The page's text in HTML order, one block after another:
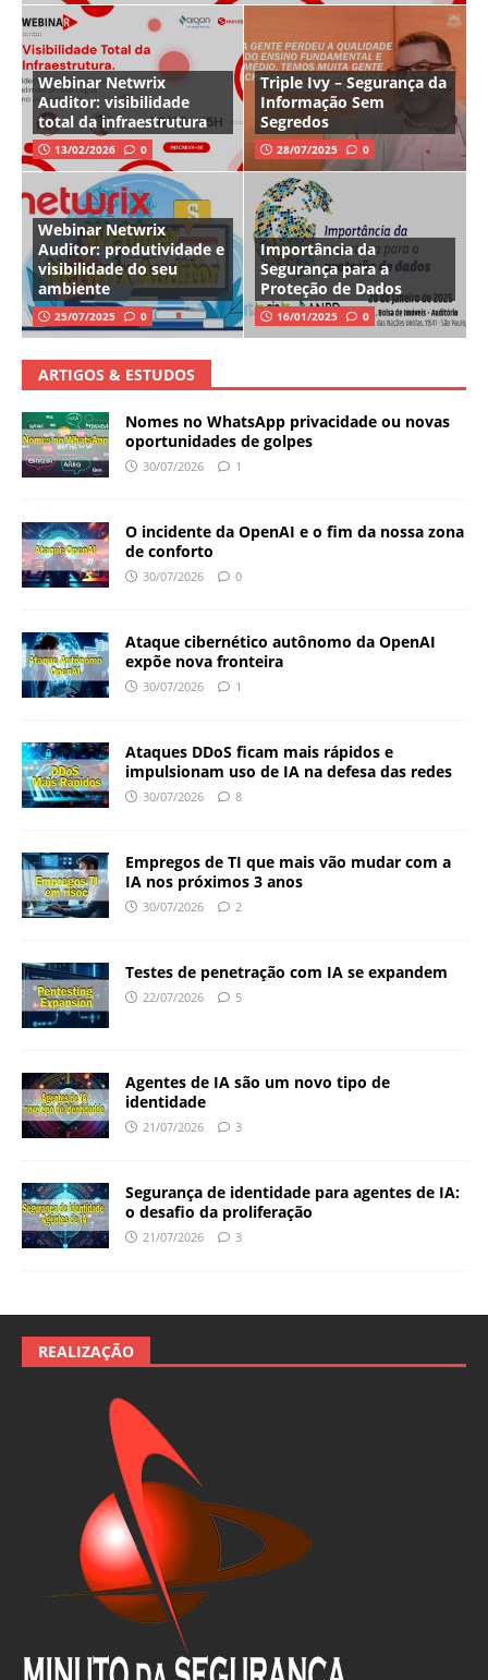
Webinar Netwrix
Auditor: visibilidade
total da infraestrutura
13/02/2026 0
Triple Ivy – Segurança da
Informação Sem
Segredos
28/07/2025 0
Webinar Netwrix
Auditor: produtividade e
visibilidade do seu
ambiente
25/07/2025 0
Importância da
Segurança para a
Proteção de Dados
16/01/2025 0
ARTIGOS & ESTUDOS
Nomes no WhatsApp privacidade ou novas
oportunidades de golpes
30/07/2026 1
O incidente da OpenAI e o fim da nossa zona
de conforto
30/07/2026 0
Ataque cibernético autônomo da OpenAI
expõe nova fronteira
30/07/2026 1
Ataques DDoS ficam mais rápidos e
impulsionam uso de IA na defesa das redes
30/07/2026 8
Empregos de TI que mais vão mudar com a
IA nos próximos 3 anos
30/07/2026 2
Testes de penetração com IA se expandem
22/07/2026 5
Agentes de IA são um novo tipo de
identidade
21/07/2026 3
Segurança de identidade para agentes de IA:
o desafio da proliferação
21/07/2026 3
REALIZAÇÃO